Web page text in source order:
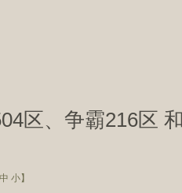
区、争霸216区
中 小】